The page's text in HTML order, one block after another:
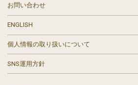
お問い合わせ
ENGLISH
個人情報の取り扱いについて
SNS運用方針